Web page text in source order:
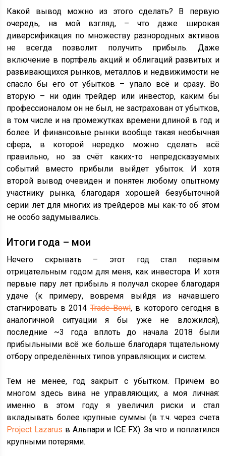
Какой вывод можно из этого сделать? В первую
очередь, на мой взгляд, – что даже широкая
диверсификация по множеству разнородных активов
не всегда позволит получить прибыль. Даже
включение в портфель акций и облигаций развитых и
развивающихся рынков, металлов и недвижимости не
спасло бы его от убытков – упало всё и сразу. Во
вторую – ни один трейдер или инвестор, каким бы
профессионалом он не был, не застрахован от убытков,
в том числе и на промежутках времени длиной в год и
более. И финансовые рынки вообще такая необычная
сфера, в которой нередко можно сделать всё
правильно, но за счёт каких-то непредсказуемых
событий вместо прибыли выйдет убыток. И хотя
второй вывод очевиден и понятен любому опытному
участнику рынка, благодаря хорошей безубыточной
серии лет для многих из трейдеров мы как-то об этом
не особо задумывались.
Итоги года – мои
Нечего скрывать – этот год стал первым
отрицательным годом для меня, как инвестора. И хотя
первые пару лет прибыль я получал скорее благодаря
удаче (к примеру, вовремя выйдя из начавшего
стагнировать в 2014Trade-Bowl, в которого сегодня в
аналогичной ситуации я бы уже не вложился),
последние ~3 года вплоть до начала 2018 были
прибыльными всё же больше благодаря тщательному
отбору определённых типов управляющих и систем.
Тем не менее, год закрыт с убытком. Причём во
многом здесь вина не управляющих, а моя личная:
именно в этом году я увеличил риски и стал
вкладывать более крупные суммы (в т.ч. через счета
Project Lazarus в Альпари и ICE FX). За что и поплатился
крупными потерями.